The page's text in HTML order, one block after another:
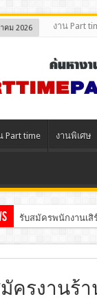
คม 2026 งาน Part
Part time งานพิเศษ
รับสมัครพนักงานเสิ
รับสมัครพนักงานร้
ครงานร้า